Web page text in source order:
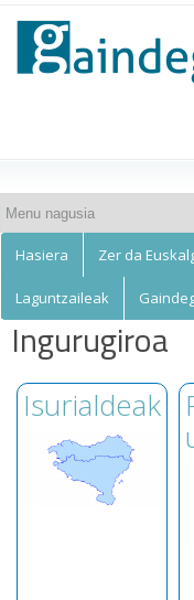
Euskalgeo
Hasiera Zer da
Laguntzaileak
Ingurugiroa
Isurialdeak